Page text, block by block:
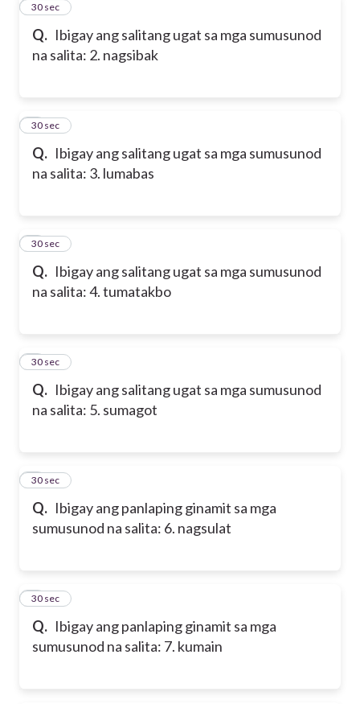
Q. Ibigay ang salitang ugat sa mga sumusunod
na salita: 2. nagsibak
2
30 sec
Q. Ibigay ang salitang ugat sa mga sumusunod
na salita: 3. lumabas
3
30 sec
Q. Ibigay ang salitang ugat sa mga sumusunod
na salita: 4. tumatakbo
4
30 sec
Q. Ibigay ang salitang ugat sa mga sumusunod
na salita: 5. sumagot
5
30 sec
Q. Ibigay ang panlaping ginamit sa mga
sumusunod na salita: 6. nagsulat
6
30 sec
Q. Ibigay ang panlaping ginamit sa mga
sumusunod na salita: 7. kumain
7
30 sec